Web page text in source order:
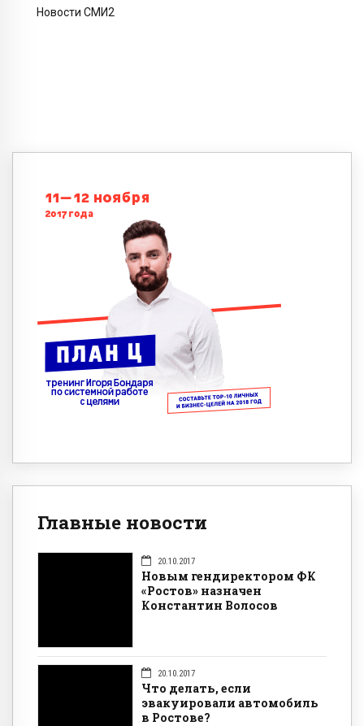
Новости СМИ2
Главные новости
20.10.2017
Новым гендиректором ФК
«Ростов» назначен
Константин Волосов
20.10.2017
Что делать, если
эвакуировали автомобиль
в Ростове?